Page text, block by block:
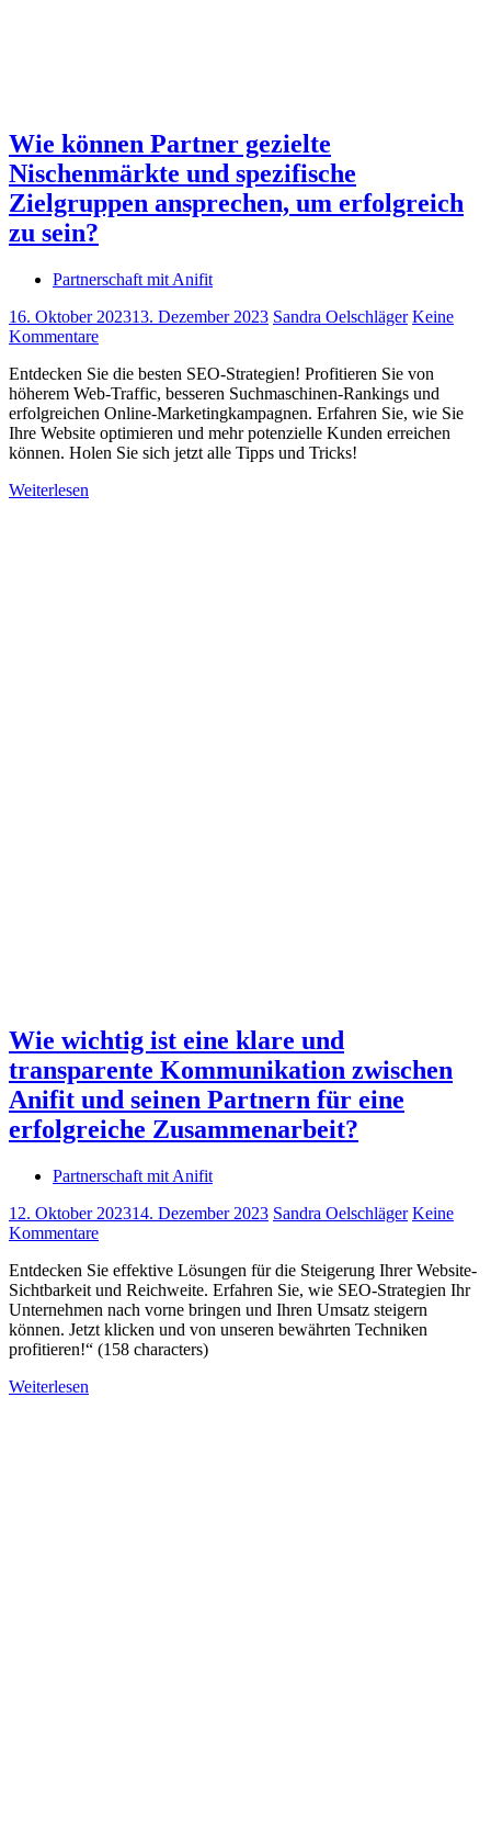
Wie können Partner gezielte
Nischenmärkte und spezifische
Zielgruppen ansprechen, um erfolgreich
zu sein?
Partnerschaft mit Anifit
16. Oktober 202313. Dezember 2023 Sandra Oelschläger Keine
Kommentare
Entdecken Sie die besten SEO-Strategien! Profitieren Sie von
höherem Web-Traffic, besseren Suchmaschinen-Rankings und
erfolgreichen Online-Marketingkampagnen. Erfahren Sie, wie Sie
Ihre Website optimieren und mehr potenzielle Kunden erreichen
können. Holen Sie sich jetzt alle Tipps und Tricks!
Weiterlesen
Wie wichtig ist eine klare und
transparente Kommunikation zwischen
Anifit und seinen Partnern für eine
erfolgreiche Zusammenarbeit?
Partnerschaft mit Anifit
12. Oktober 202314. Dezember 2023 Sandra Oelschläger Keine
Kommentare
Entdecken Sie effektive Lösungen für die Steigerung Ihrer Website-
Sichtbarkeit und Reichweite. Erfahren Sie, wie SEO-Strategien Ihr
Unternehmen nach vorne bringen und Ihren Umsatz steigern
können. Jetzt klicken und von unseren bewährten Techniken
profitieren!“ (158 characters)
Weiterlesen